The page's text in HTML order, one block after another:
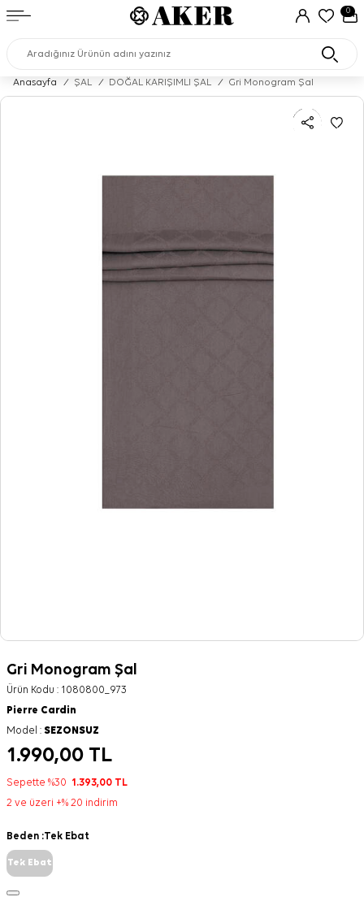
0
Anasayfa / ŞAL / DOĞAL KARIŞIMLI ŞAL / Gri Monogram Şal
Gri Monogram Şal
Ürün Kodu : 1080800_973
Pierre Cardin
Model : SEZONSUZ
1.990,00 TL
Sepette %30 1.393,00 TL
2 ve üzeri +% 20 indirim
Beden :Tek Ebat
Tek Ebat